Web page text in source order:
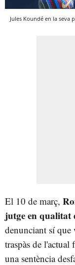
Jules Koundé en la seva
El 10 de març,
jutge en qualitat
denunciant sí
traspàs de
una sentència